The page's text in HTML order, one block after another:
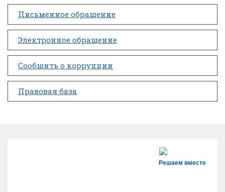
Письменное обращение
Электронное обращение
Сообщить о коррупции
Правовая база
Решаем вместе